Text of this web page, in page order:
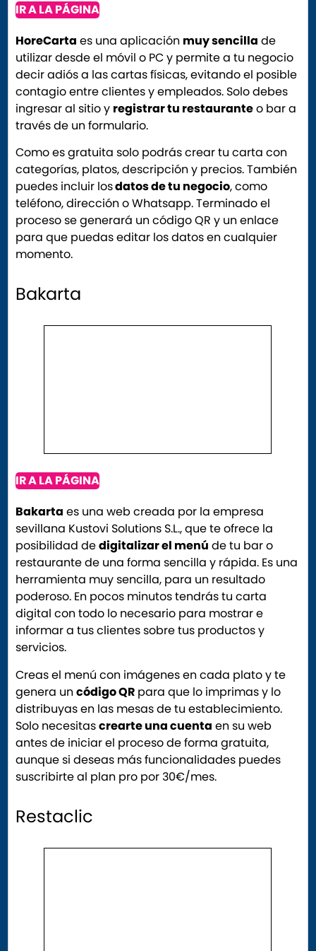
IR A LA PÁGINA
HoreCarta es una aplicación muy sencilla de
utilizar desde el móvil o PC y permite a tu negocio
decir adiós a las cartas físicas, evitando el posible
contagio entre clientes y empleados. Solo debes
ingresar al sitio y registrar tu restauranteo bar a
través de un formulario.
Como es gratuita solo podrás crear tu carta con
categorías, platos, descripción y precios. También
puedes incluir losdatos de tu negocio, como
teléfono, dirección o Whatsapp. Terminado el
proceso se generará un código QR y un enlace
para que puedas editar los datos en cualquier
momento.
Bakarta
IR A LA PÁGINA
Bakarta es una web creada por la empresa
sevillana Kustovi Solutions S.L., que te ofrece la
posibilidad dedigitalizar el menú de tu bar o
restaurante de una forma sencilla y rápida. Es una
herramienta muy sencilla, para un resultado
poderoso. En pocos minutos tendrás tu carta
digital con todo lo necesario para mostrar e
informar a tus clientes sobre tus productos y
servicios.
Creas el menú con imágenes en cada plato y te
genera uncódigo QR para que lo imprimas y lo
distribuyas en las mesas de tu establecimiento.
Solo necesitascrearte una cuenta en su web
antes de iniciar el proceso de forma gratuita,
aunque si deseas más funcionalidades puedes
suscribirte al plan pro por 30€/mes.
Restaclic